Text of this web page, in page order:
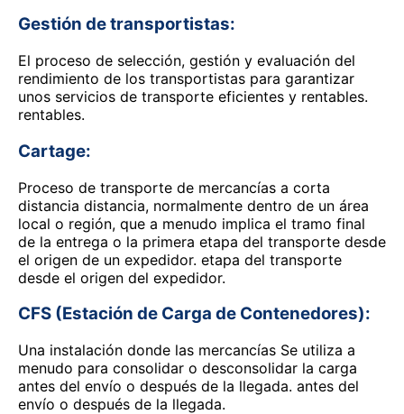
Gestión de transportistas:
El proceso de selección, gestión y evaluación del
rendimiento de los transportistas para garantizar
unos servicios de transporte eficientes y rentables.
rentables.
Cartage:
Proceso de transporte de mercancías a corta
distancia distancia, normalmente dentro de un área
local o región, que a menudo implica el tramo final
de la entrega o la primera etapa del transporte desde
el origen de un expedidor. etapa del transporte
desde el origen del expedidor.
CFS (Estación de Carga de Contenedores):
Una instalación donde las mercancías Se utiliza a
menudo para consolidar o desconsolidar la carga
antes del envío o después de la llegada. antes del
envío o después de la llegada.